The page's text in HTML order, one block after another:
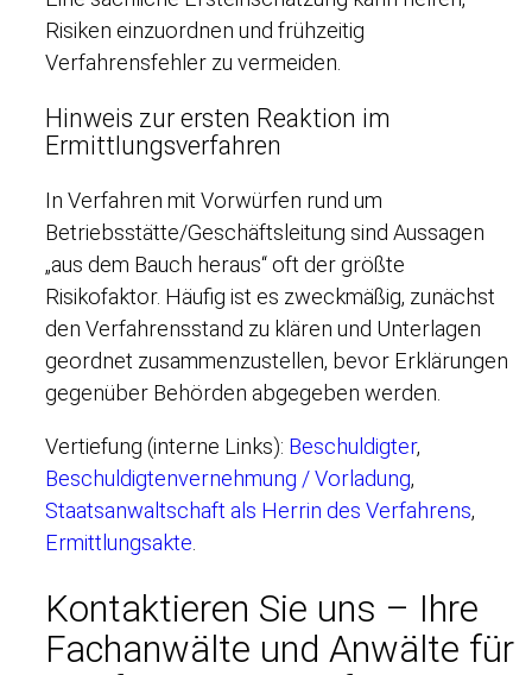
Risiken einzuordnen und frühzeitig
Verfahrensfehler zu vermeiden.
Hinweis zur ersten Reaktion im
Ermittlungsverfahren
In Verfahren mit Vorwürfen rund um
Betriebsstätte/Geschäftsleitung sind Aussagen
„aus dem Bauch heraus“ oft der größte
Risikofaktor. Häufig ist es zweckmäßig, zunächst
den Verfahrensstand zu klären und Unterlagen
geordnet zusammenzustellen, bevor Erklärungen
gegenüber Behörden abgegeben werden.
Vertiefung (interne Links): Beschuldigter,
Beschuldigtenvernehmung / Vorladung,
Staatsanwaltschaft als Herrin des Verfahrens,
Ermittlungsakte.
Kontaktieren Sie uns – Ihre
Fachanwälte und Anwälte für